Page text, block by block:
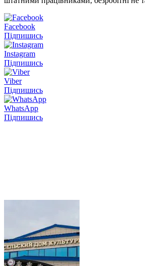
Facebook
Підпишись
Instagram
Підпишись
Viber
Підпишись
WhatsApp
Підпишись